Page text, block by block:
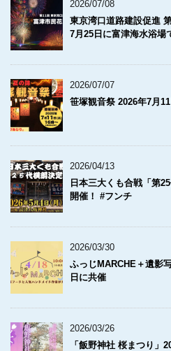
2026/07/08
東京湾口道路建設促進
7月25日に富津海水浴場
2026/07/07
笹塚観音祭 2026年7月
2026/04/13
日本三大くも合戦「第
開催！ #フンチ
2026/03/30
ふっじMARCHE＋遺影
日に共催
2026/03/26
「飯野神社 桜まつり」